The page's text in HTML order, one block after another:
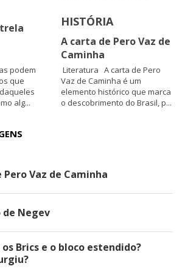
podem
que
alg...
HISTÓRIA
A carta de Pero Vaz de
Caminha
Literatura A carta de Pero
Vaz de Caminha é um
elemento histórico que marca
o descobrimento do Brasil, p...
Vaz de Caminha
de Negev
os Brics e o bloco estendido?